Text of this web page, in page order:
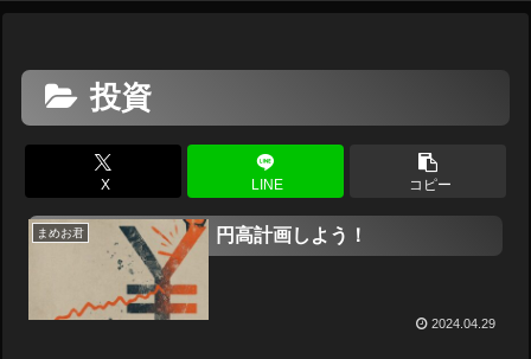
投資
X LINE コピー
まめお君 円高計画しよう！
2024.04.29